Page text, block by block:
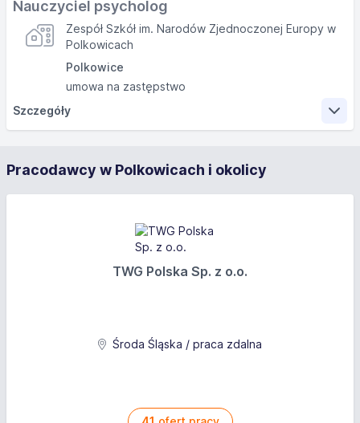
Nauczyciel psycholog
Zespół Szkół im. Narodów Zjednoczonej Europy w
Polkowicach
Polkowice
umowa na zastępstwo
Szczegóły
Ogólnokształcące, Branżowa Szkoła I Stopnia).
Uprawnienia: Przygotowanie pedagogiczne
Inne wymagania: Wymagane wykształcenie wyższe
ustalone zostanie zgodnie z posiadanym stopniem
Pracodawcy w Polkowicach i okolicy
TWG Polska Sp. z o.o.
Środa Śląska / praca zdalna